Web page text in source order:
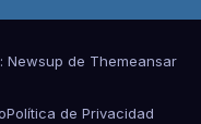
Newsup de Themeansar
Política de Privacidad